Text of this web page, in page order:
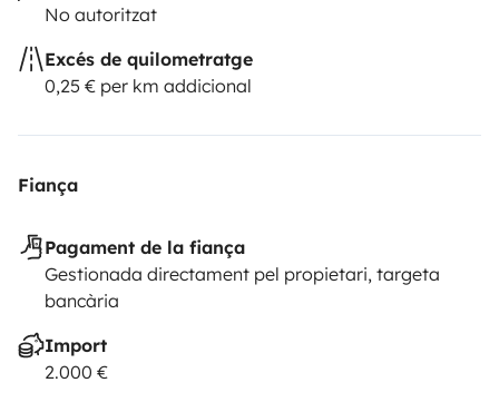
No autoritzat
Excés de quilometratge
0,25 € per km addicional
Fiança
Pagament de la fiança
Gestionada directament pel propietari, targeta
bancària
Import
2.000 €